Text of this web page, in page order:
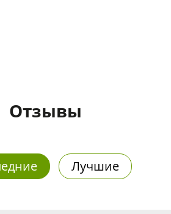
Отзывы
Лучшие